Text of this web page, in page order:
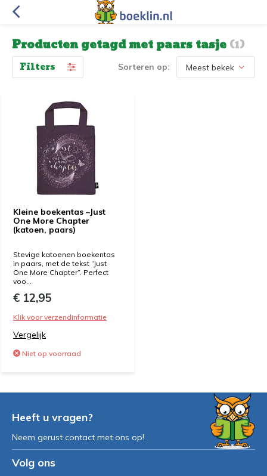
Producten getagd met paars tasje(1)
Filters Sorteren op:
Kleine boekentas –Just
One More Chapter
(katoen, paars)
Stevige katoenen boekentas
in paars, met de tekst “Just
One More Chapter”. Perfect
voo...
€ 12,95
Klik voor verzendinformatie
Vergelijk
Niet op voorraad
Heeft u vragen?
Neem gerust contact met ons op!
Volg ons